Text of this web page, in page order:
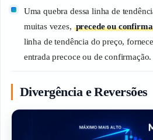
Uma quebra dessa linha de
muitas vezes, precede ou confirma
linha de tendência do preço,
entrada precoce ou de confirmação.
Divergência e Reversões